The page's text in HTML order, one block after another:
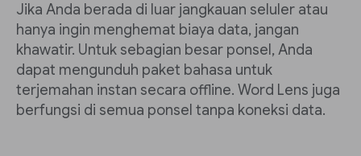
Jika Anda berada di luar jangkauan seluler atau
hanya ingin menghemat biaya data, jangan
khawatir. Untuk sebagian besar ponsel, Anda
dapat mengunduh paket bahasa untuk
terjemahan instan secara offline. Word Lens juga
berfungsi di semua ponsel tanpa koneksi data.